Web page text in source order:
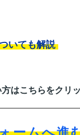
いても解説
はこちらをクリ